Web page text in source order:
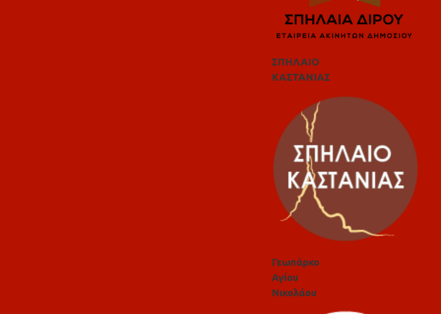
ΣΠΗΛΑΙΟ
ΚΑΣΤΑΝΙΑΣ
Γεωπάρκο
Αγίου
Νικολάου